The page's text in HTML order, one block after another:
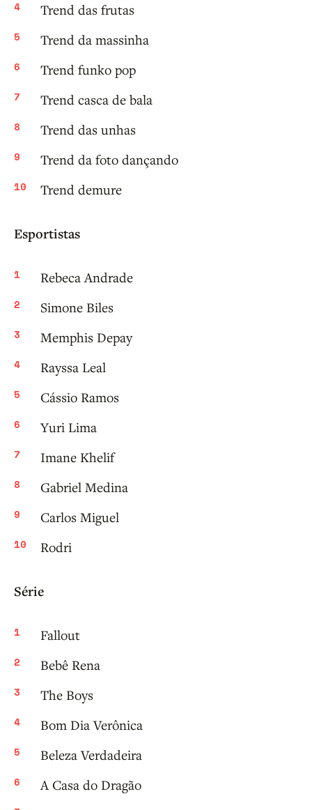
Trend das frutas
Trend da massinha
Trend funko pop
Trend casca de bala
Trend das unhas
Trend da foto dançando
Trend demure
Esportistas
Rebeca Andrade
Simone Biles
Memphis Depay
Rayssa Leal
Cássio Ramos
Yuri Lima
Imane Khelif
Gabriel Medina
Carlos Miguel
Rodri
Série
Fallout
Bebê Rena
The Boys
Bom Dia Verônica
Beleza Verdadeira
A Casa do Dragão